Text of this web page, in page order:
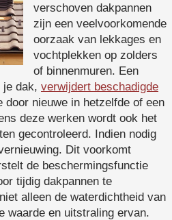
verschoven dakpannen
zijn een veelvoorkomende
oorzaak van lekkages en
vochtplekken op zolders
of binnenmuren. Een
dak, verwijdert beschadigde
door nieuwe in hetzelfde of een
deze werken wordt ook het
gecontroleerd. Indien nodig
Dit voorkomt
de beschermingsfunctie
tijdig dakpannen te
alleen de waterdichtheid van
waarde en uitstraling ervan.